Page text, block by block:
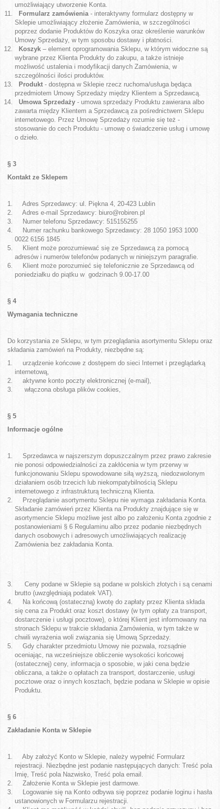
umożliwiający utworzenie Konta.
Formularz zamówienia- interaktywny formularz dostępny w
Sklepie umożliwiający złożenie Zamówienia, w szczególności
poprzez dodanie Produktów do Koszyka oraz określenie warunków
Umowy Sprzedaży, w tym sposobu dostawy i płatności.
Koszyk – element oprogramowania Sklepu, w którym widoczne są
wybrane przez Klienta Produkty do zakupu, a także istnieje
możliwość ustalenia i modyfikacji danych Zamówienia, w
szczególności ilości produktów.
Produkt - dostępna w Sklepie rzecz ruchoma/usługa będąca
przedmiotem Umowy Sprzedaży między Klientem a Sprzedawcą.
Umowa Sprzedaży - umowa sprzedaży Produktu zawierana albo
zawarta między Klientem a Sprzedawcą za pośrednictwem Sklepu
internetowego. Przez Umowę Sprzedaży rozumie się też -
stosowanie do cech Produktu - umowę o świadczenie usług i umowę
o dzieło.
§ 3
Kontakt ze Sklepem
Adres Sprzedawcy: ul. Piękna 4, 20-423 Lublin
Adres e-mail Sprzedawcy: biuro@robiren.pl
Numer telefonu Sprzedawcy: 515155255
Numer rachunku bankowego Sprzedawcy: 28 1050 1953 1000
0022 6156 1845
Klient może porozumiewać się ze Sprzedawcą za pomocą
adresów i numerów telefonów podanych w niniejszym paragrafie.
Klient może porozumieć się telefonicznie ze Sprzedawcą od
poniedziałku do piątku w godzinach 9.00-17.00
§ 4
Wymagania techniczne
Do korzystania ze Sklepu, w tym przeglądania asortymentu Sklepu oraz
składania zamówień na Produkty, niezbędne są:
urządzenie końcowe z dostępem do sieci Internet i przeglądarką
internetową,
aktywne konto poczty elektronicznej (e-mail),
włączona obsługa plików cookies,
§ 5
Informacje ogólne
Sprzedawca w najszerszym dopuszczalnym przez prawo zakresie
nie ponosi odpowiedzialności za zakłócenia w tym przerwy w
funkcjonowaniu Sklepu spowodowane siłą wyższą, niedozwolonym
działaniem osób trzecich lub niekompatybilnością Sklepu
internetowego z infrastrukturą techniczną Klienta.
Przeglądanie asortymentu Sklepu nie wymaga zakładania Konta.
Składanie zamówień przez Klienta na Produkty znajdujące się w
asortymencie Sklepu możliwe jest albo po założeniu Konta zgodnie z
postanowieniami § 6 Regulaminu albo przez podanie niezbędnych
danych osobowych i adresowych umożliwiających realizację
Zamówienia bez zakładania Konta.
Ceny podane w Sklepie są podane w polskich złotych i są cenami
brutto (uwzględniają podatek VAT).
Na końcową (ostateczną) kwotę do zapłaty przez Klienta składa
się cena za Produkt oraz koszt dostawy (w tym opłaty za transport,
dostarczenie i usługi pocztowe), o której Klient jest informowany na
stronach Sklepu w trakcie składania Zamówienia, w tym także w
chwili wyrażenia woli związania się Umową Sprzedaży.
Gdy charakter przedmiotu Umowy nie pozwala, rozsądnie
oceniając, na wcześniejsze obliczenie wysokości końcowej
(ostatecznej) ceny, informacja o sposobie, w jaki cena będzie
obliczana, a także o opłatach za transport, dostarczenie, usługi
pocztowe oraz o innych kosztach, będzie podana w Sklepie w opisie
Produktu.
§ 6
Zakładanie Konta w Sklepie
Aby założyć Konto w Sklepie, należy wypełnić Formularz
rejestracji. Niezbędne jest podanie następujących danych: Treść pola
Imię, Treść pola Nazwisko, Treść pola email.
Założenie Konta w Sklepie jest darmowe.
Logowanie się na Konto odbywa się poprzez podanie loginu i hasła
ustanowionych w Formularzu rejestracji.